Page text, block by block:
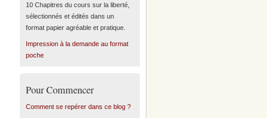
10 Chapitres du cours sur la liberté,
sélectionnés et édités dans un
format papier agréable et pratique.
Impression à la demande au format
poche
Pour Commencer
Comment se repérer dans ce blog ?